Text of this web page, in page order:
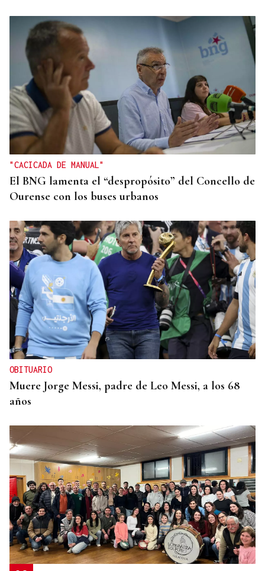
Itxu Díaz
CRÓNICAS DE VERANO
El doble bikini como filosofía de vida
"CACICADA DE MANUAL"
El BNG lamenta el “despropósito” del Concello de
Ourense con los buses urbanos
OBITUARIO
Muere Jorge Messi, padre de Leo Messi, a los 68
años